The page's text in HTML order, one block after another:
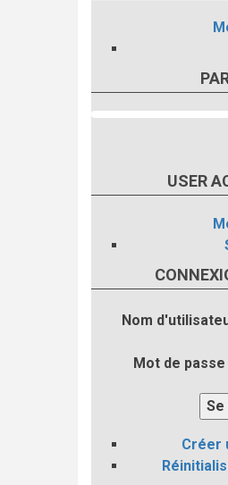
USER
Nom
Mot de passe
Créer